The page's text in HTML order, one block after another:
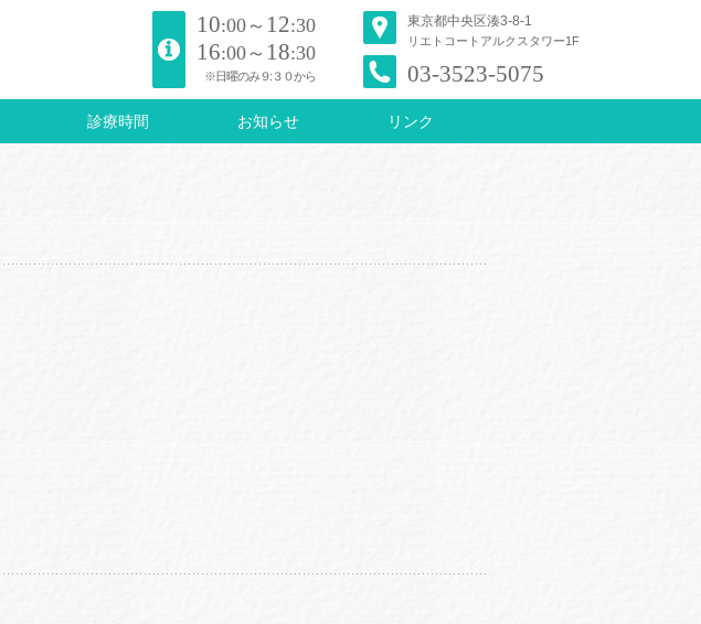
10:00～ 12:30
16:00～ 18:30
※日曜のみ９:３０から
東京都中央区湊3-8-1
リエトコートアルクスタワー1F
03-3523-5075
診療時間 お知らせ リンク